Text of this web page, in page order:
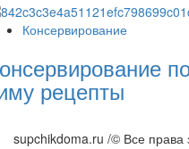
Консервирование
рецепты
supchikdoma.ru /© Все